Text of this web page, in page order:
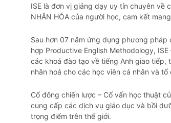
ISE là đơn vị giảng dạy uy tín chuyên về
NHÂN HÓA của người học, cam kết
Sau hơn 07 năm ứng dụng phương
hợp Productive English Methodology,
các khoá đào tạo về tiếng Anh giao tiếp,
nhân hoá cho các học viên cá nhân và
Cổ đông chiến lược – Cố vấn học thuật
cung cấp các dịch vụ giáo dục và bồi
trọng điểm trên thế giới.